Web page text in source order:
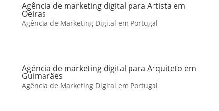
Agência de marketing digital para Artista em
Oeiras
Agência de Marketing Digital em Portugal
Agência de marketing digital para Arquiteto em
Guimarães
Agência de Marketing Digital em Portugal